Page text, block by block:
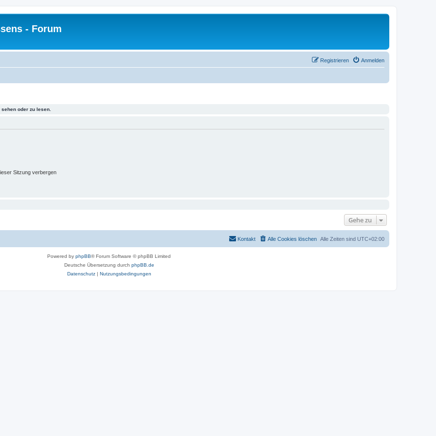
- Forum
Anmelden
Registrieren
oder zu lesen.
Sitzung verbergen
Gehe zu
Alle Zeiten sind UTC+02:00
Alle Cookies löschen
Kontakt
Powered by phpBB® Forum Software © phpBB Limited
Deutsche Übersetzung durch phpBB.de
Datenschutz| Nutzungsbedingungen